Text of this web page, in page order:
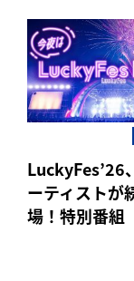
LuckyFes’26
ーティストが
場！特別番